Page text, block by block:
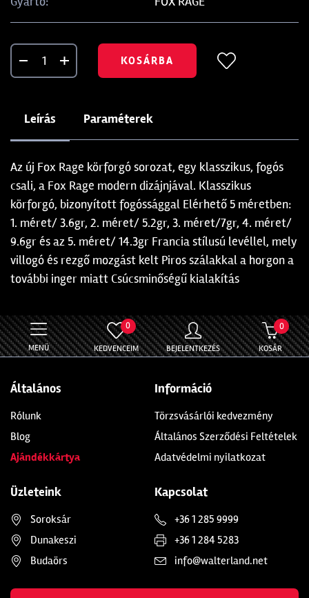
KOSÁRBA
Leírás Paraméterek
Az új Fox Rage körforgó sorozat, egy klasszikus, fogós
csali, a Fox Rage modern dizájnjával. Klasszikus
körforgó, bizonyított fogóssággal Elérhető 5 méretben:
1. méret/ 3.6gr, 2. méret/ 5.2gr, 3. méret/7gr, 4. méret/
9.6gr és az 5. méret/ 14.3gr Francia stílusú levéllel, mely
villogó és rezgő mozgást kelt Piros szálakkal a horgon a
további inger miatt Csúcsminőségű kialakítás
MENÜ
0
KEDVENCEIM BEJELENTKEZÉS
0
KOSÁR
Általános
Rólunk
Blog
Ajándékkártya
Információ
Törzsvásárlói kedvezmény
Általános Szerződési Feltételek
Adatvédelmi nyilatkozat
Üzleteink
Soroksár
Dunakeszi
Budaörs
Kapcsolat
+36 1 285 9999
+36 1 284 5283
info@walterland.net